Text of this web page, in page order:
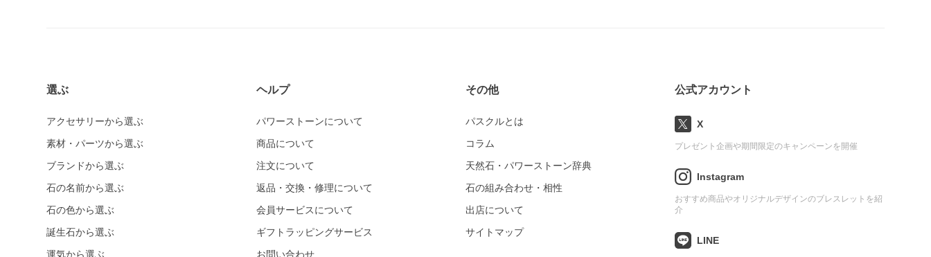
選ぶ
アクセサリーから選ぶ
素材・パーツから選ぶ
ブランドから選ぶ
石の名前から選ぶ
石の色から選ぶ
誕生石から選ぶ
運気から選ぶ
ヘルプ
パワーストーンについて
商品について
注文について
返品・交換・修理について
会員サービスについて
ギフトラッピングサービス
お問い合わせ
その他
パスクルとは
コラム
天然石・パワーストーン辞典
石の組み合わせ・相性
出店について
サイトマップ
公式アカウント
X
プレゼント企画や期間限定のキャンペーンを開催
Instagram
おすすめ商品やオリジナルデザインのブレスレットを紹
介
LINE